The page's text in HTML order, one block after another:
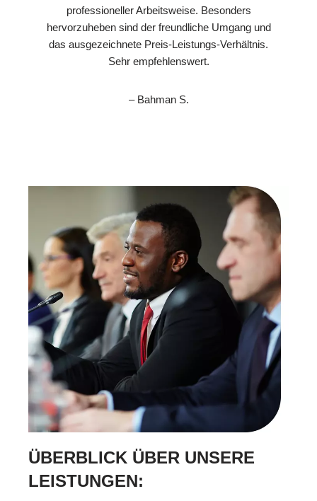
professioneller Arbeitsweise. Besonders
hervorzuheben sind der freundliche Umgang und
das ausgezeichnete Preis-Leistungs-Verhältnis.
Sehr empfehlenswert.
– Bahman S.
ÜBERBLICK ÜBER UNSERE
LEISTUNGEN: